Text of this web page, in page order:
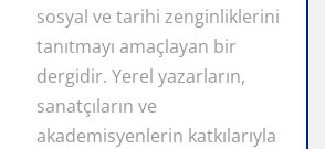
sosyal ve tarihi zenginliklerini
tanıtmayı amaçlayan bir
dergidir. Yerel yazarların,
sanatçıların ve
akademisyenlerin katkılarıyla